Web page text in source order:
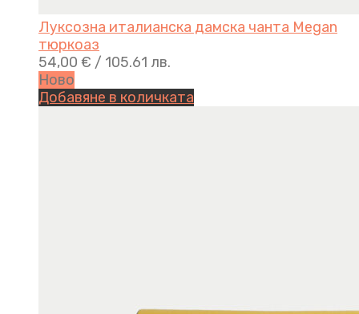
Луксозна италианска дамска чанта Megan
тюркоаз
54,00 € / 105.61 лв.
Ново
Добавяне в количката